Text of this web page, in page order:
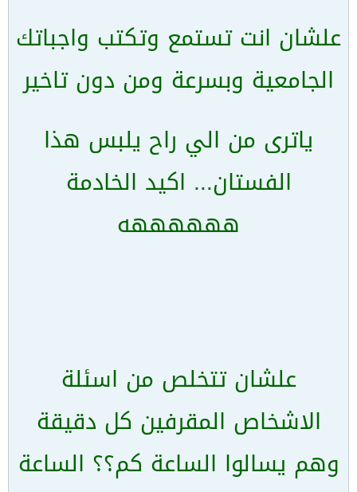
علشان انت تستمع وتكتب واجباتك
الجامعية وبسرعة ومن دون تاخير
ياترى من الي راح يلبس هذا
الفستان... اكيد الخادمة
ههههههه
علشان تتخلص من اسئلة
الاشخاص المقرفين كل دقيقة
وهم يسالوا الساعة كم؟؟ الساعة